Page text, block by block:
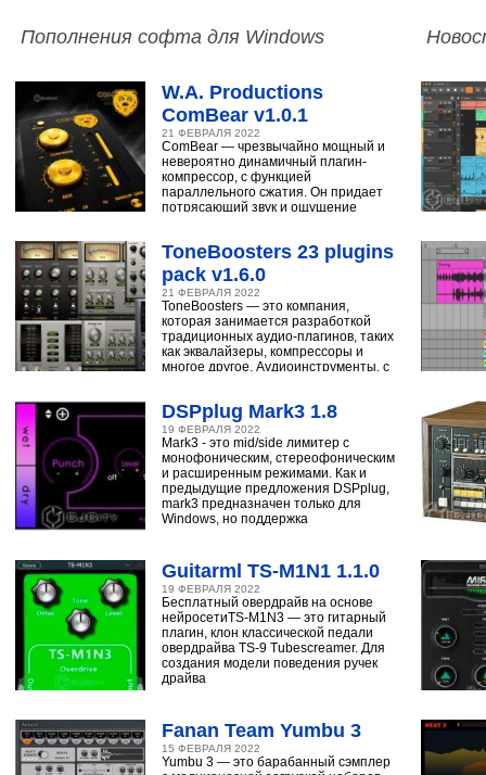
Пополнения софта для Windows
W.A. Productions
ComBear v1.0.1
21 ФЕВРАЛЯ 2022
ComBear — чрезвычайно мощный и
невероятно динамичный плагин-
компрессор, с функцией
параллельного сжатия. Он придает
потрясающий звук и ощущение
ToneBoosters 23 plugins
pack v1.6.0
21 ФЕВРАЛЯ 2022
ToneBoosters — это компания,
которая занимается разработкой
традиционных аудио-плагинов, таких
как эквалайзеры, компрессоры и
многое другое. Аудиоинструменты, с
DSPplug Mark3 1.8
19 ФЕВРАЛЯ 2022
Mark3 - это mid/side лимитер с
монофоническим, стереофоническим
и расширенным режимами. Как и
предыдущие предложения DSPplug,
mark3 предназначен только для
Windows, но поддержка
Guitarml TS-M1N1 1.1.0
19 ФЕВРАЛЯ 2022
Бесплатный овердрайв на основе
нейросетиTS-M1N3 — это гитарный
плагин, клон классической педали
овердрайва TS-9 Tubescreamer. Для
создания модели поведения ручек
драйва
Fanan Team Yumbu 3
15 ФЕВРАЛЯ 2022
Yumbu 3 — это барабанный сэмплер